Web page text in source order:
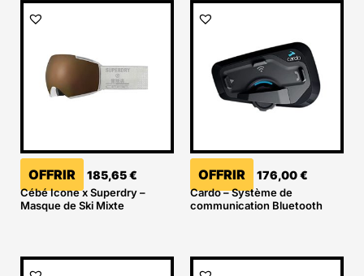
OFFRIR 185,65€
Cébé Icone x Superdry –
Masque de Ski Mixte
OFFRIR 176,00€
Cardo – Système de
communication Bluetooth